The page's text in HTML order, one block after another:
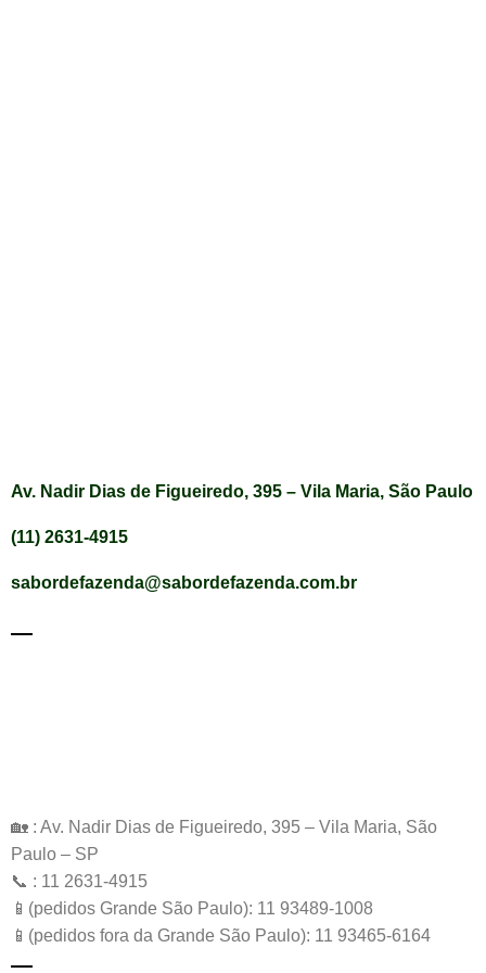
Av. Nadir Dias de Figueiredo, 395 – Vila Maria, São Paulo
(11) 2631-4915
sabordefazenda@sabordefazenda.com.br
🏡 : Av. Nadir Dias de Figueiredo, 395 – Vila Maria, São
Paulo – SP
📞 : 11 2631-4915
📱(pedidos Grande São Paulo): 11 93489-1008
📱(pedidos fora da Grande São Paulo): 11 93465-6164